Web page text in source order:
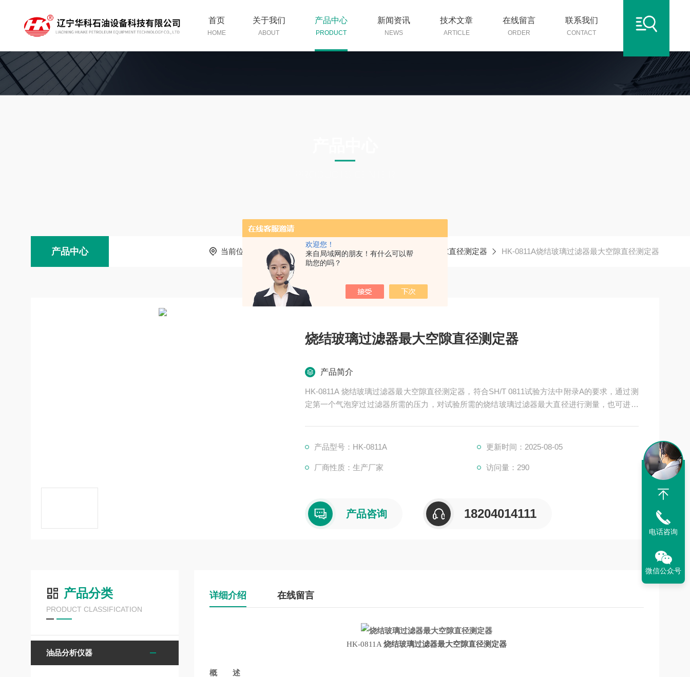
欢迎您！
来自局域网的朋友！有什么可以帮
助您的吗？
首页
HOME
关于我们
ABOUT
产品中心
PRODUCT
新闻资讯
NEWS
技术文章
ARTICLE
在线留言
ORDER
联系我们
CONTACT
产品中心 当前位置： 首页 产品中心 油品分析仪器 过滤器最大空隙直径测定器 HK-0811A烧结玻璃过滤器最大空隙直径测定器
烧结玻璃过滤器最大空隙直径测定器
产品简介
HK-0811A 烧结玻璃过滤器最大空隙直径测定器，符合SH/T 0811试验方法中附录A的要求，通过测
定第一个气泡穿过过滤器所需的压力，对试验所需的烧结玻璃过滤器最大直径进行测量，也可进行
产品型号：HK-0811A 更新时间：2025-08-05
厂商性质：生产厂家 访问量：290
产品咨询 18204014111
产品分类
PRODUCT CLASSIFICATION
油品分析仪器
详细介绍 在线留言
HK-0811A 烧结玻璃过滤器最大空隙直径测定器
概 述
电话咨询
微信公众号